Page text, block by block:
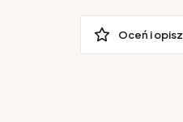
Oceń i opisz